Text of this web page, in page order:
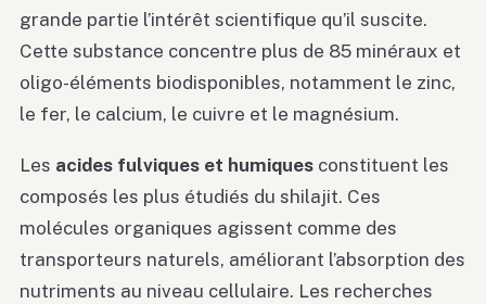
grande partie l’intérêt scientifique qu’il suscite.
Cette substance concentre plus de 85 minéraux et
oligo-éléments biodisponibles, notamment le zinc,
le fer, le calcium, le cuivre et le magnésium.
Les acides fulviques et humiques constituent les
composés les plus étudiés du shilajit. Ces
molécules organiques agissent comme des
transporteurs naturels, améliorant l’absorption des
nutriments au niveau cellulaire. Les recherches